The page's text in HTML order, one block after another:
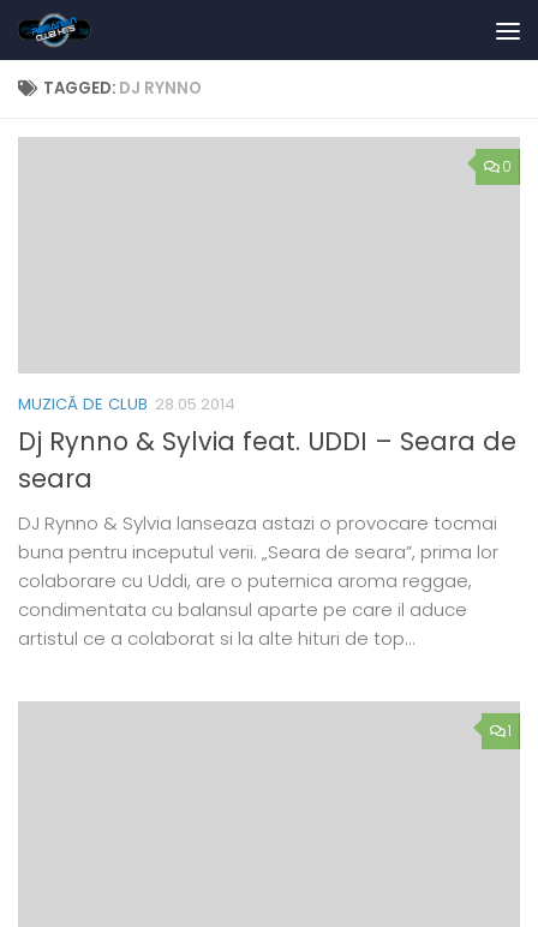
Skip to content
TAGGED: DJ RYNNO
0
MUZICĂ DE CLUB 28.05.2014
Dj Rynno & Sylvia feat. UDDI – Seara de
seara
DJ Rynno & Sylvia lanseaza astazi o provocare tocmai
buna pentru inceputul verii. „Seara de seara”, prima lor
colaborare cu Uddi, are o puternica aroma reggae,
condimentata cu balansul aparte pe care il aduce
artistul ce a colaborat si la alte hituri de top…
1